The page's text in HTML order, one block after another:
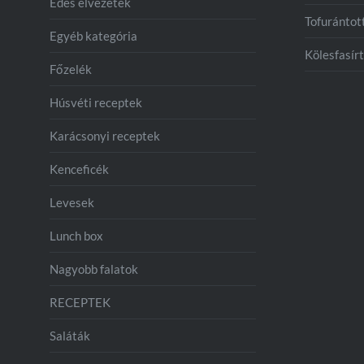
Kölesfasírt
Egyéb kategória
Főzelék
Húsvéti receptek
Karácsonyi receptek
Kenceficék
Levesek
Lunch box
Nagyobb falatok
RECEPTEK
Saláták